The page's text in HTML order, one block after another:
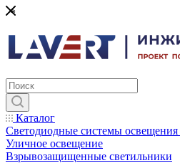
Каталог
Светодиодные системы освещения
Уличное освещение
Взрывозащищенные светильники
*